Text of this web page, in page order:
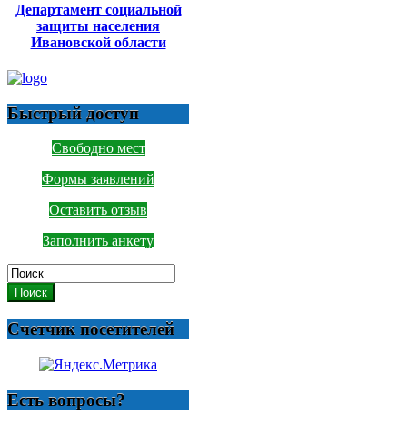
Департамент социальной
защиты населения
Ивановской области
Быстрый доступ
Свободно мест
Формы заявлений
Оставить отзыв
Заполнить анкету
Поиск
Счетчик посетителей
Есть вопросы?